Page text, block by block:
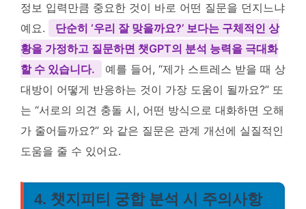
정보 입력만큼 중요한 것이 바로 어떤 질문을 던지느냐
예요.
단순히 ‘우리 잘 맞을까요?’ 보다는 구체적인 상
황을 가정하고 질문하면 챗GPT의 분석 능력을 극대화
할 수 있습니다.
예를 들어, “제가 스트레스 받을 때 상
대방이 어떻게 반응하는 것이 가장 도움이 될까요?” 또
는 “서로의 의견 충돌 시, 어떤 방식으로 대화하면 오해
가 줄어들까요?” 와 같은 질문은 관계 개선에 실질적인
도움을 줄 수 있어요.
4. 챗지피티 궁합 분석 시 주의사항